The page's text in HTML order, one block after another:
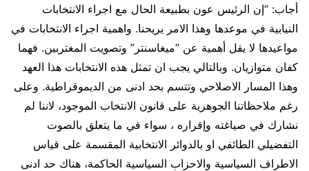
أجاب: “إن الرئيس عون بطبيعة الحال مع اجراء الانتخابات
النيابية في موعدها وهذا الامر يريحنا. واهمية اجراء الانتخابات في
مواعيدها لا يقل أهمية عن “ميغاسنتر” وتصويت المغتربين. فهما
كفان متوازيان. وبالتالي يجب ان تمثل هذه الانتخابات هذا العهد
وهذا المسار الاصلاحي وتتسم بحد ادنى من الديموقراطية. وعلى
رغم ملاحظاتنا الجوهرية على قانون الانتخاب الموجود، لاننا لم
نشارك في صياغته وإقراره ، سواء في ما يتعلق بالصوت
التفضيلي الطائفي او بالدوائر الانتخابية المقسمة على قياس
الاطراف السياسية والاحزاب السياسية الحاكمة، هناك حد ادنى